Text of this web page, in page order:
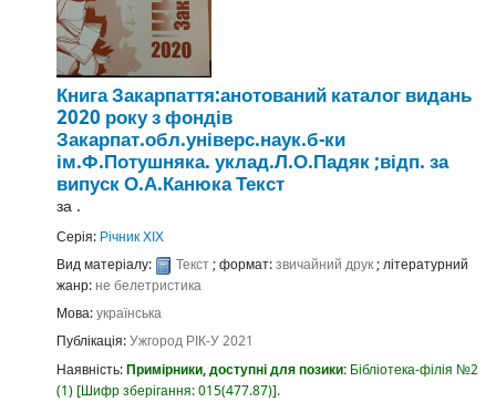
Книга Закарпаття:анотований каталог видань
2020 року з фондів
Закарпат.обл.універс.наук.б-ки
ім.Ф.Потушняка. уклад.Л.О.Падяк ;відп. за
випуск О.А.КанюкаТекст
за .
Серія: Річник ХІХ
Вид матеріалу:
Текст; формат:звичайний друк; літературний
жанр:не белетристика
Мова:українська
Публікація:Ужгород РІК-У2021
Наявність:Примірники, доступні для позики: Бібліотека-філія №2
(1) Шифр зберігання:015(477.87) .